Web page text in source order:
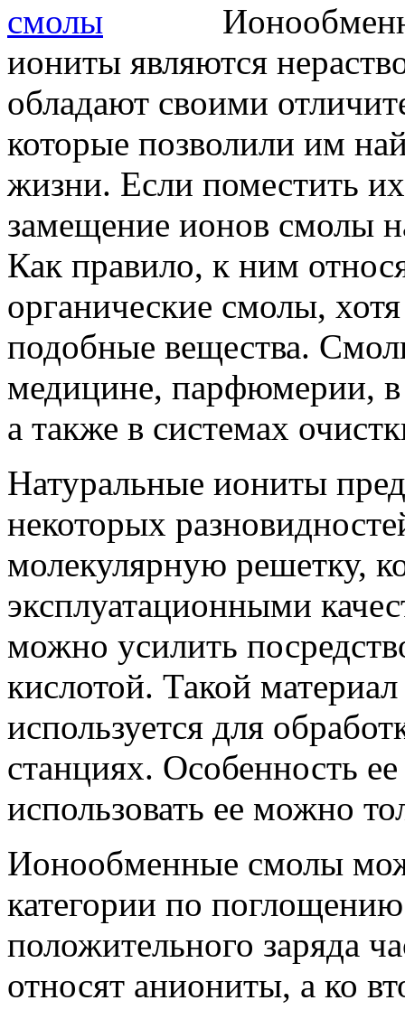
иониты являются
обладают своими
которые позволили им
жизни. Если поместить
замещение ионов смолы
Как правило, к ним
органические смолы,
подобные вещества.
медицине, парфюмерии,
а также в системах
Натуральные иониты
некоторых
молекулярную решетку,
эксплуатационными
можно усилить
кислотой. Такой
используется для
станциях. Особенность
использовать ее можно
Ионообменные смолы
категории по
положительного заряда
относят аниониты, а ко